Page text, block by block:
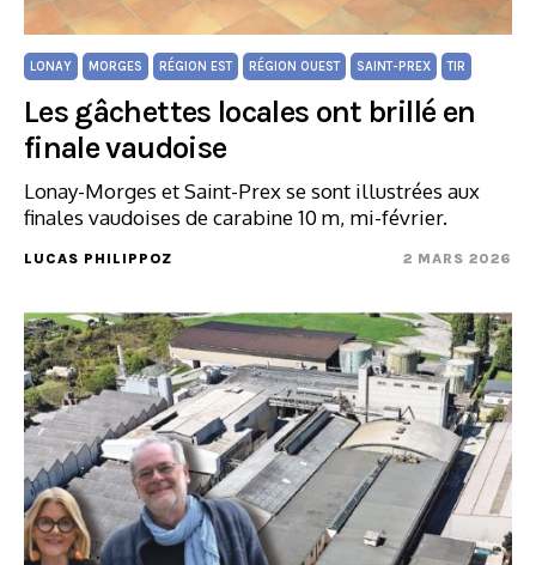
LONAY MORGES RÉGION EST RÉGION OUEST SAINT-PREX TIR
Les gâchettes locales ont brillé en
finale vaudoise
Lonay-Morges et Saint-Prex se sont illustrées aux
finales vaudoises de carabine 10 m, mi-février.
LUCAS PHILIPPOZ 2 MARS 2026